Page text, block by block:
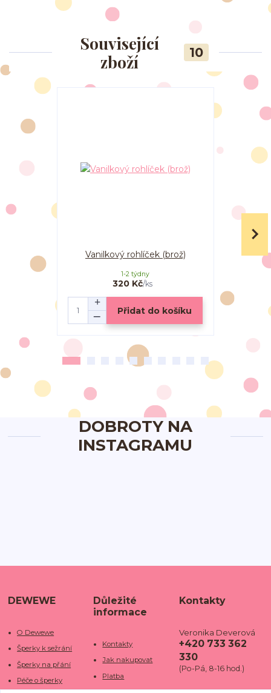
Související
zboží
10
Vanilkový rohlíček (brož)
320 Kč/ks
1-2 týdny
Přidat do košíku
DOBROTY NA
INSTAGRAMU
DEWEWE
O Dewewe
Šperky k sežrání
Šperky na přání
Péče o šperky
Důležité
informace
Kontakty
Jak nakupovat
Platba
Kontakty
Veronika Deverová
+420 733 362
330
(Po-Pá, 8-16 hod.)